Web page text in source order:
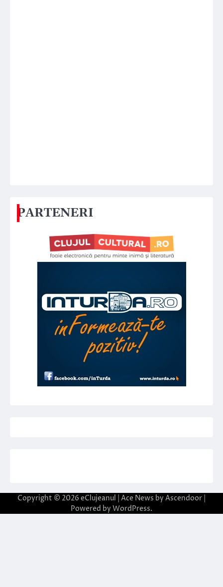
PARTENERI
Copyright © 2026 eClujeanul | Ace News by Ascendoor
Powered by WordPress.